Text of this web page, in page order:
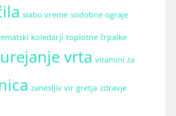
slabo vreme sodobne ograje
koledarji toplotne črpalke
urejanje vrta vitamini za
zanesljiv vir gretja zdravje